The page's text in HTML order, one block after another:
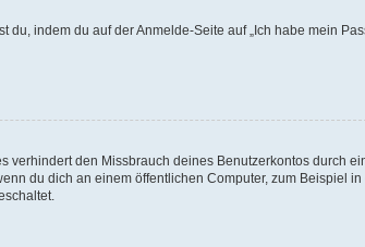
indem du auf der Anmelde-Seite auf „Ich habe mein
verhindert den Missbrauch deines Benutzerkontos durch
du dich an einem öffentlichen Computer, zum Beispiel